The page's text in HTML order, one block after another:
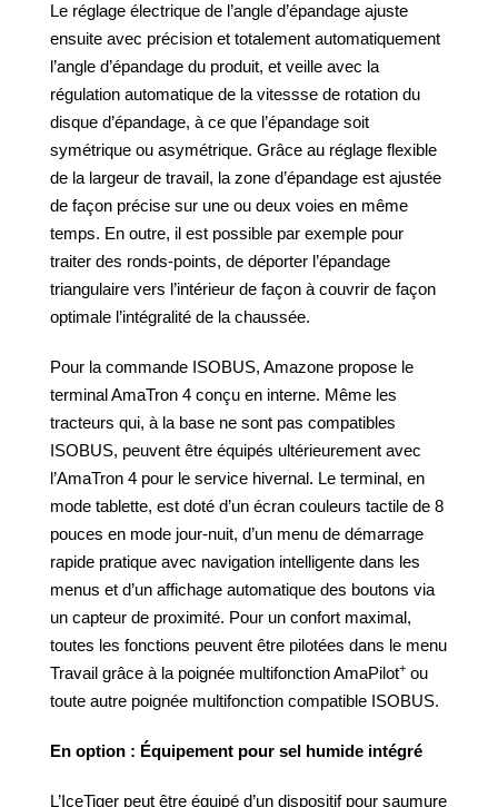
Le réglage électrique de l’angle d’épandage ajuste
ensuite avec précision et totalement automatiquement
l’angle d’épandage du produit, et veille avec la
régulation automatique de la vitessse de rotation du
disque d’épandage, à ce que l’épandage soit
symétrique ou asymétrique. Grâce au réglage flexible
de la largeur de travail, la zone d’épandage est ajustée
de façon précise sur une ou deux voies en même
temps. En outre, il est possible par exemple pour
traiter des ronds-points, de déporter l’épandage
triangulaire vers l’intérieur de façon à couvrir de façon
optimale l’intégralité de la chaussée.
Pour la commande ISOBUS, Amazone propose le
terminal AmaTron 4 conçu en interne. Même les
tracteurs qui, à la base ne sont pas compatibles
ISOBUS, peuvent être équipés ultérieurement avec
l’AmaTron 4 pour le service hivernal. Le terminal, en
mode tablette, est doté d’un écran couleurs tactile de 8
pouces en mode jour-nuit, d’un menu de démarrage
rapide pratique avec navigation intelligente dans les
menus et d’un affichage automatique des boutons via
un capteur de proximité. Pour un confort maximal,
toutes les fonctions peuvent être pilotées dans le menu
Travail grâce à la poignée multifonction AmaPilot+ ou
toute autre poignée multifonction compatible ISOBUS.
En option : Équipement pour sel humide intégré
L’IceTiger peut être équipé d’un dispositif pour saumure